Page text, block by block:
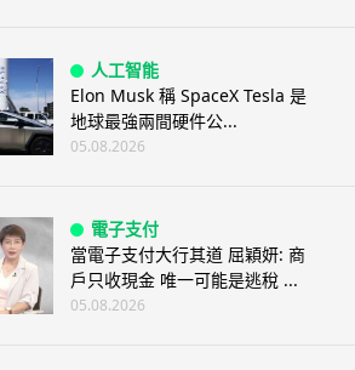
人工智能
Elon Musk 稱 SpaceX Tesla 是
地球最強兩間硬件公...
05.08.2026
電子支付
當電子支付大行其道 屈穎妍: 商
戶只收現金 唯一可能是逃稅 ...
05.08.2026